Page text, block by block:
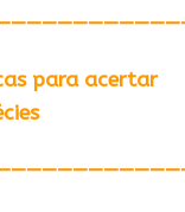
para acertar